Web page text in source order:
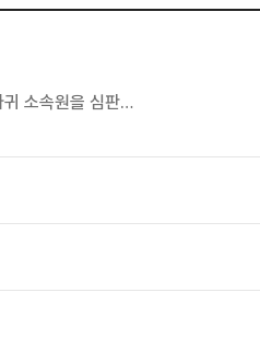
귀 소속원을 심판…